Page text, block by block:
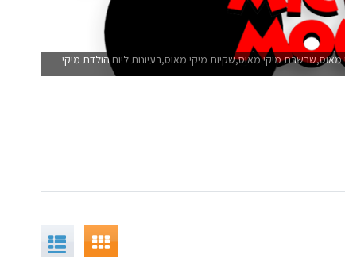
מיקי מאוס,שקיות מיקי מאוס,רעיונות ליום הולדת מיקי